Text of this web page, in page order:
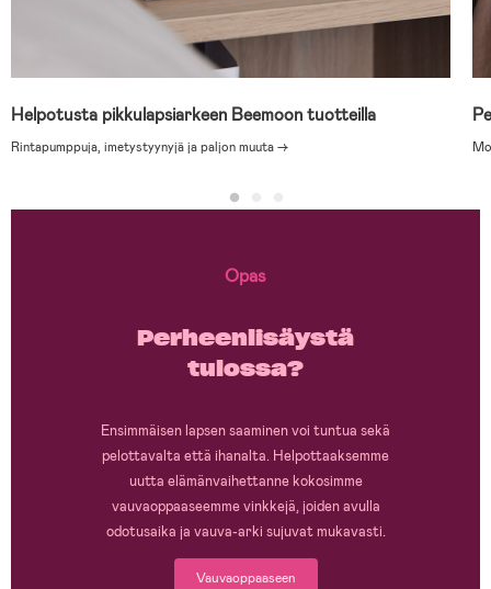
Helpotusta pikkulapsiarkeen Beemoon tuotteilla
Rintapumppuja, imetystyynyjä ja paljon muuta →
Opas
Perheenlisäystä
tulossa?
Ensimmäisen lapsen saaminen voi tuntua sekä
pelottavalta että ihanalta. Helpottaaksemme
uutta elämänvaihettanne kokosimme
vauvaoppaaseemme vinkkejä, joiden avulla
odotusaika ja vauva-arki sujuvat mukavasti.
Vauvaoppaaseen